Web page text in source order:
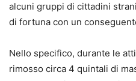
alcuni gruppi di cittadini
di fortuna con un
Nello specifico, durante le
rimosso circa 4 quintali di